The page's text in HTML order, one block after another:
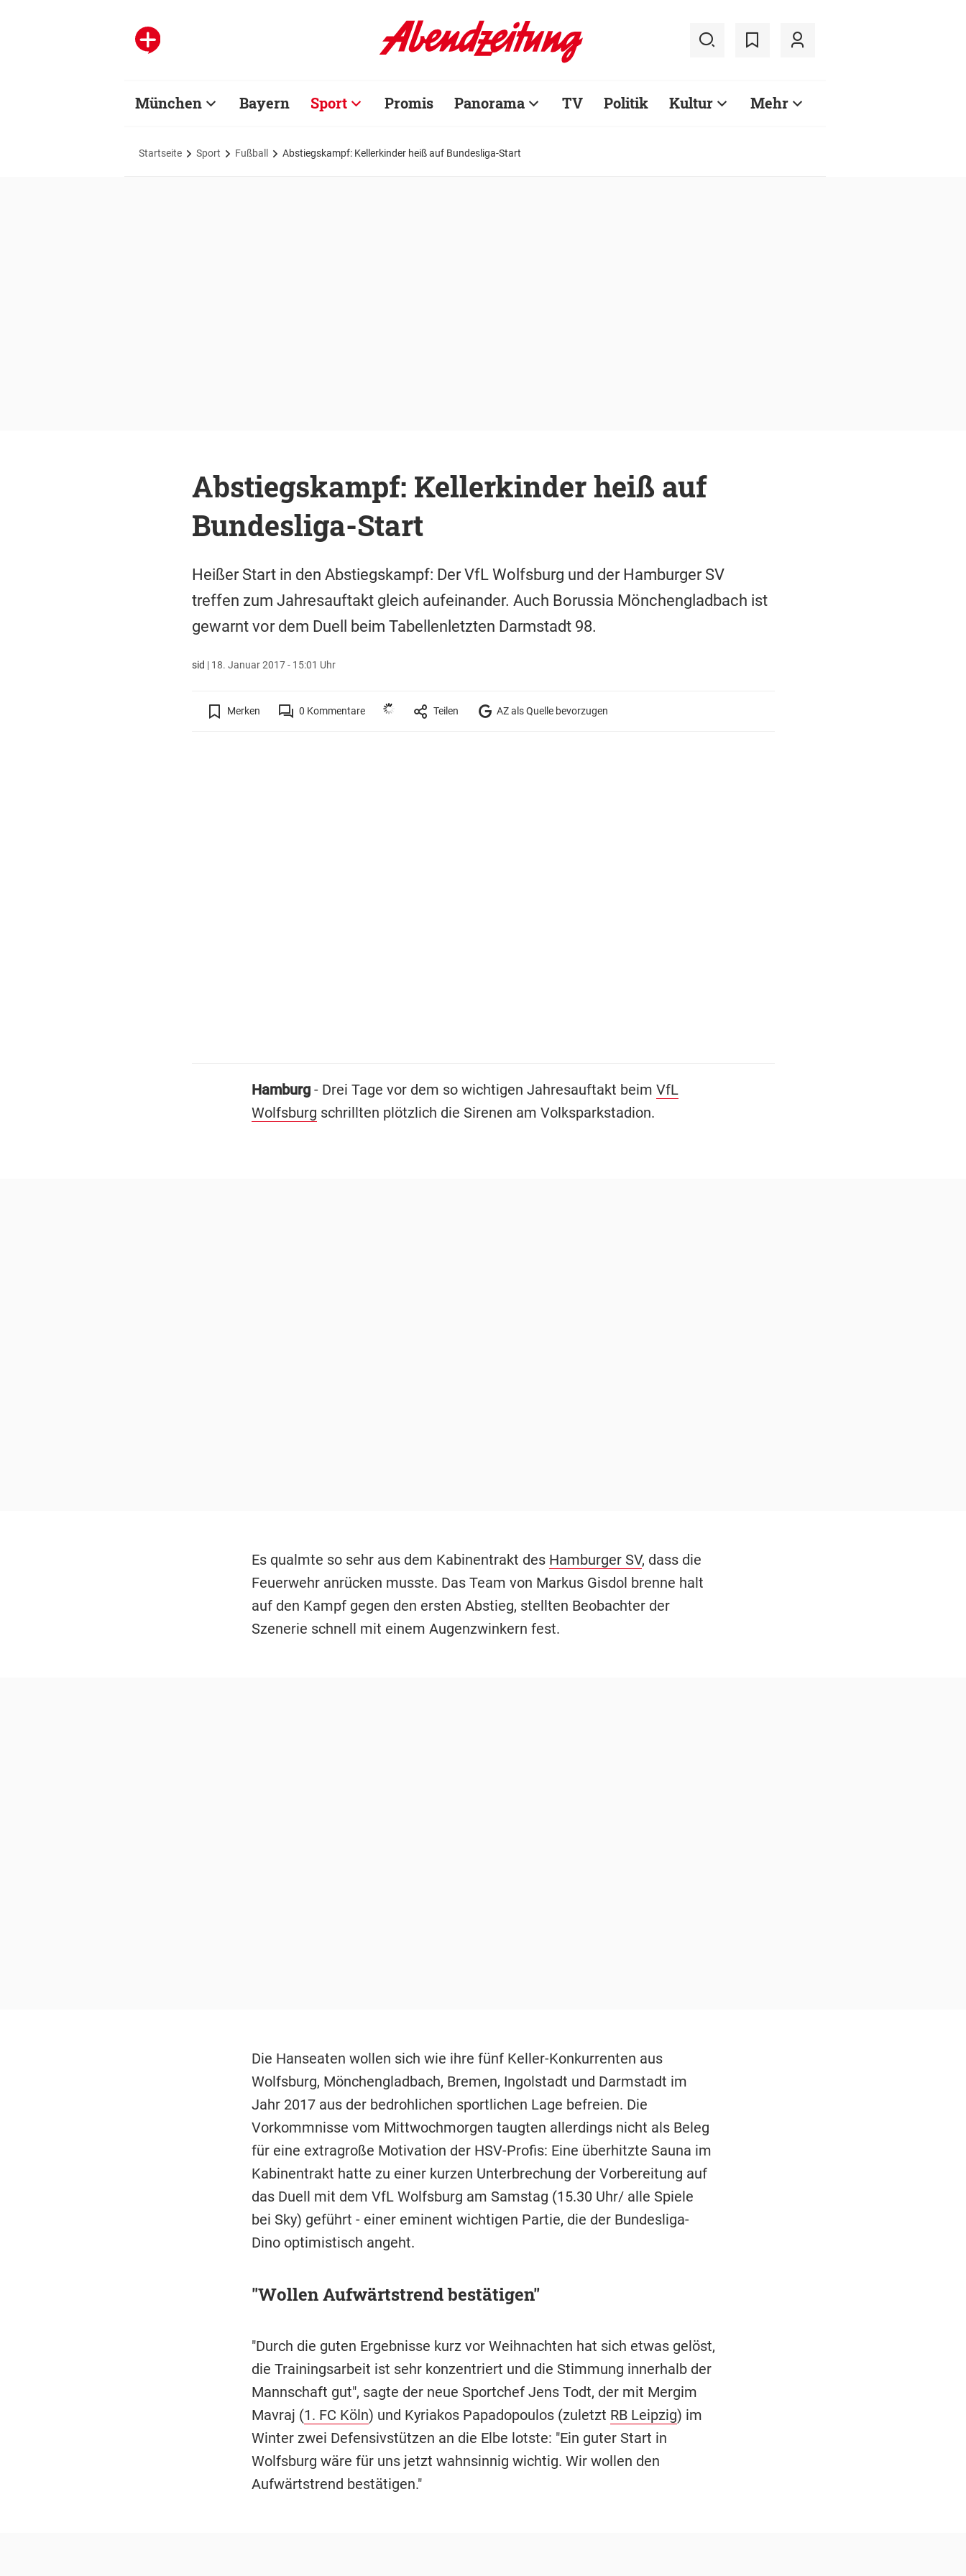
München Bayern Sport Promis Panorama TV Politik Kultur Mehr
Startseite Sport Fußball Abstiegskampf: Kellerkinder heiß auf Bundesliga-Start
Abstiegskampf: Kellerkinder heiß auf
Bundesliga-Start
Heißer Start in den Abstiegskampf: Der VfL Wolfsburg und der Hamburger SV
treffen zum Jahresauftakt gleich aufeinander. Auch Borussia Mönchengladbach ist
gewarnt vor dem Duell beim Tabellenletzten Darmstadt 98.
sid | 18. Januar 2017 - 15:01 Uhr
Merken 0 Kommentare Teilen AZ als Quelle bevorzugen
Hamburg- Drei Tage vor dem so wichtigen Jahresauftakt beim VfL
Wolfsburg schrillten plötzlich die Sirenen am Volksparkstadion.
Es qualmte so sehr aus dem Kabinentrakt des Hamburger SV, dass die
Feuerwehr anrücken musste. Das Team von Markus Gisdol brenne halt
auf den Kampf gegen den ersten Abstieg, stellten Beobachter der
Szenerie schnell mit einem Augenzwinkern fest.
Die Hanseaten wollen sich wie ihre fünf Keller-Konkurrenten aus
Wolfsburg, Mönchengladbach, Bremen, Ingolstadt und Darmstadt im
Jahr 2017 aus der bedrohlichen sportlichen Lage befreien. Die
Vorkommnisse vom Mittwochmorgen taugten allerdings nicht als Beleg
für eine extragroße Motivation der HSV-Profis: Eine überhitzte Sauna im
Kabinentrakt hatte zu einer kurzen Unterbrechung der Vorbereitung auf
das Duell mit dem VfL Wolfsburg am Samstag (15.30 Uhr/ alle Spiele
bei Sky) geführt - einer eminent wichtigen Partie, die der Bundesliga-
Dino optimistisch angeht.
"Wollen Aufwärtstrend bestätigen"
"Durch die guten Ergebnisse kurz vor Weihnachten hat sich etwas gelöst,
die Trainingsarbeit ist sehr konzentriert und die Stimmung innerhalb der
Mannschaft gut", sagte der neue Sportchef Jens Todt, der mit Mergim
Mavraj (1. FC Köln) und Kyriakos Papadopoulos (zuletzt RB Leipzig) im
Winter zwei Defensivstützen an die Elbe lotste: "Ein guter Start in
Wolfsburg wäre für uns jetzt wahnsinnig wichtig. Wir wollen den
Aufwärtstrend bestätigen."